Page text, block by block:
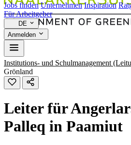
Jobs finden Unternehmen Inspiration
Für Arbeitgeber
DE
Anmelden
Institutions- und Schulmanagement
Grönland
Leiter für
Palleq in Paamiut